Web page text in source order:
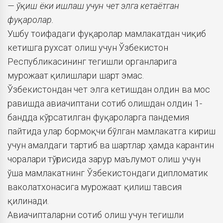
— ўқиш ёки ишлаш учун чет элга кетаётган
фуқаролар.
Ушбу тоифадаги фуқаролар мамлакатдан чиқиб
кетишга рухсат олиш учун Ўзбекистон
Республикасининг тегишли органларига
мурожаат қилишлари шарт эмас.
Ўзбекистондан чет элга кетишдан олдин ва мос
равишда авиачиптани сотиб олишдан олдин 1-
бандда кўрсатилган фуқароларга пандемия
пайтида улар бормоқчи бўлган мамлакатга кириш
учун амалдаги тартиб ва шартлар ҳамда карантин
чоралари тўғрисида зарур маълумот олиш учун
ўша мамлакатнинг Ўзбекистондаги дипломатик
ваколатхонасига мурожаат қилиш тавсия
қилинади.
Авиачипталарни сотиб олиш учун тегишли